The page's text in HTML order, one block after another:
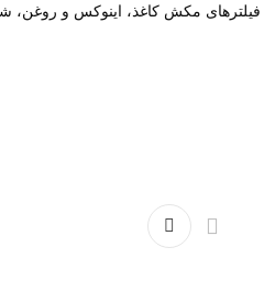
مکش کاغذ، اینوکس و روغن،